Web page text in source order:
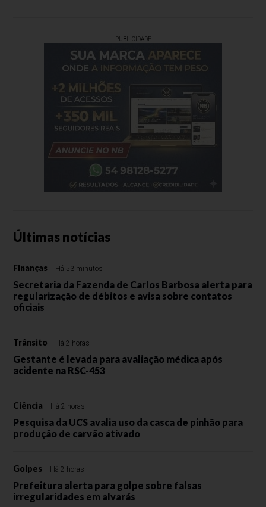
PUBLICIDADE
Últimas notícias
Finanças Há 53 minutos
Secretaria da Fazenda de Carlos Barbosa alerta para
regularização de débitos e avisa sobre contatos
oficiais
Trânsito Há 2 horas
Gestante é levada para avaliação médica após
acidente na RSC-453
Ciência Há 2 horas
Pesquisa da UCS avalia uso da casca de pinhão para
produção de carvão ativado
Golpes Há 2 horas
Prefeitura alerta para golpe sobre falsas
irregularidades em alvarás